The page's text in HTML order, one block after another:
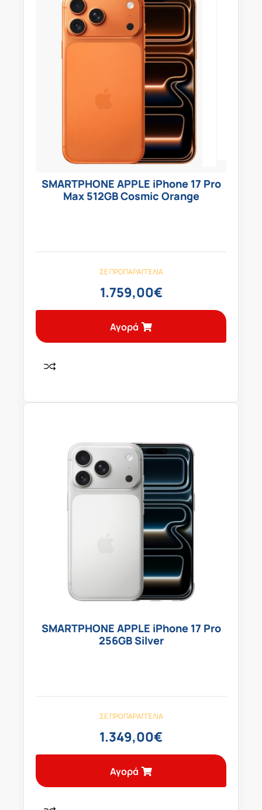
SMARTPHONE APPLE iPhone 17 Pro
Max 512GB Cosmic Orange
ΣΕ ΠΡΟΠΑΡΑΓΓΕΛΊΑ
1.759,00€
Αγορά
SMARTPHONE APPLE iPhone 17 Pro
256GB Silver
ΣΕ ΠΡΟΠΑΡΑΓΓΕΛΊΑ
1.349,00€
Αγορά